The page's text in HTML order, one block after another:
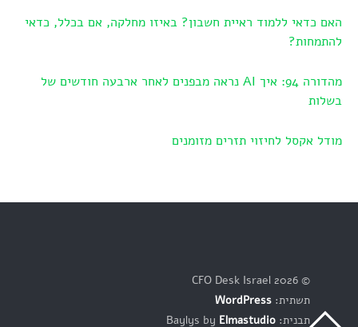
האם כדאי ללמוד ראיית חשבון? באיזו מחלקה, אם בכלל, כדאי
להתמחות?
מהדורה 94: איך AI נראה מבפנים לאחר ארבעה חודשים של
בשלות
מודל אקסל לחיזוי תזרים מזומנים
© 2026 CFO Desk Israel
תשתית: WordPress
תבנית: Baylys by Elmastudio